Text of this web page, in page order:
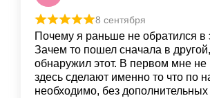
8 сентября
Почему я раньше не обратился в
Зачем то пошел сначала в
обнаружил этот. В первом мне не
здесь сделают именно то что по
необходимо, без